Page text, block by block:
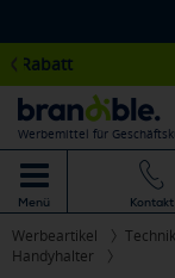
Werbemittel für
Menü Kontakt
Werbeartikel
Handyhalter